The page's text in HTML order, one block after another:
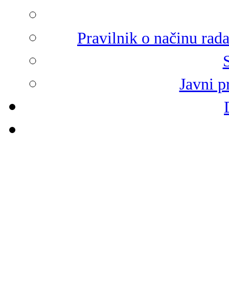
Pravilnik o načinu
Javni